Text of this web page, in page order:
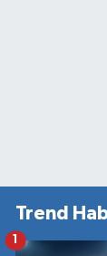
Trend
1